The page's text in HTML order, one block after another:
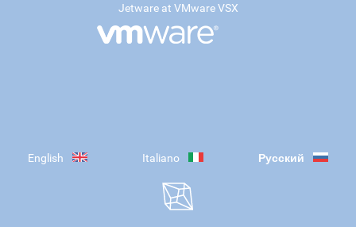
Jetware at VMware VSX
English Italiano Русский